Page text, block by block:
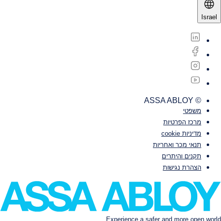
Israel
© ASSA ABLOY
משפטי‎‎
מרכז הפרטיות
מדיניות cookie
תנאי מכר ואחריות
תקנים והיתרים
הצהרת נגישות
Experience a safer and more open world